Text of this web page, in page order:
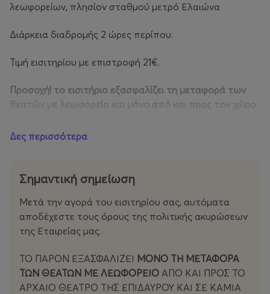
λεωφορείων, πλησίον σταθμού μετρό Ελαιώνα
Διάρκεια διαδρομής 2 ώρες περίπου.
Τιμή εισιτηρίου με επιστροφή 21€.
Προσοχή! το εισιτήριο εξασφαλίζει τη μεταφορά των
θεατών με λεωφορείο και μόνο από και προς τον χώρο
20΄ μετά το τέλος της παράστασης,
Στάσεις στο μετρό Ελαιώνα και μετρό Συντάγματος
(επί της οδού Μητροπόλεως – τελική στάση).
Δες περισσότερα
Σημαντική σημείωση
Μετά την αγορά του εισιτηρίου σας, αυτόματα
αποδέχεστε τους όρους της πολιτικής ακυρώσεων
της Εταιρείας μας.
ΤΟ ΠΑΡΟΝ ΕΞΑΣΦΑΛΙΖΕΙ ΜΟΝΟ ΤΗ ΜΕΤΑΦΟΡΑ
ΤΩΝ ΘΕΑΤΩΝ ΜΕ ΛΕΩΦΟΡΕΙΟ ΑΠΟ ΚΑΙ ΠΡΟΣ ΤΟ
ΑΡΧΑΙΟ ΘΕΑΤΡΟ ΤΗΣ ΕΠΙΔΑΥΡΟΥ ΚΑΙ ΣΕ ΚΑΜΙΑ